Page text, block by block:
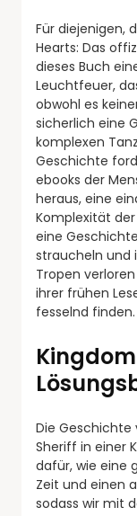
Für diejenigen,
Hearts: Das
dieses Buch
Leuchtfeuer,
obwohl es
sicherlich eine
komplexen
Geschichte
ebooks der
heraus, eine
Komplexität
eine
straucheln und
Tropen
ihrer frühen
fesselnd finden.
Die Geschichte
Sheriff in einer
dafür, wie eine
Zeit und einen
sodass wir mit